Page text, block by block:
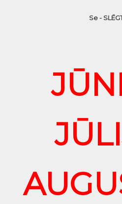
Se -